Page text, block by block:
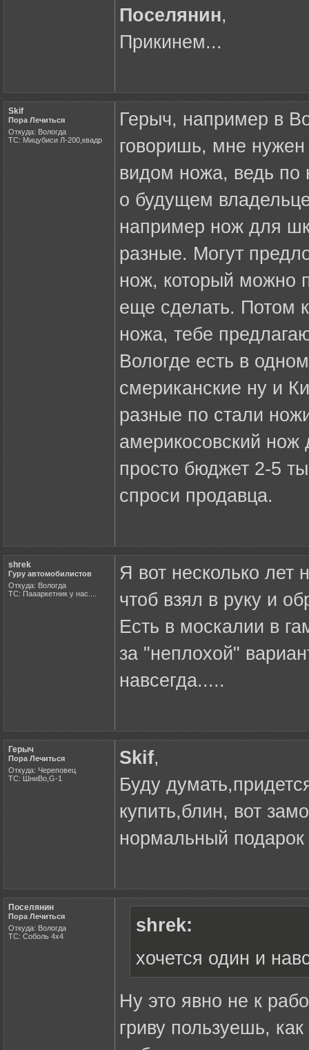
Поселянин,
Прикинем...
Skif
Пора Лечиться
Откуда: Вологда
ТС: Мицубиси Л-200,квадр
Герыч, например в
говоришь, мне
видом ножа, ведь по
о будущем
например нож для
разные. Могут
нож, который можно
еще сделать. Потом
ножа, тебе
Вологде есть в
смериканские ну и
разные по стали
америкосовский
просто бюджет 2-5
спроси продавца.
shrek
Гуру автомобилистов
Откуда: Вологда
ТС: Паааркетник у нас....
Я вот несколько лет
чтоб взял в руку и
Есть в москалии в
за "неплохой"
навсегда.....
Герыч
Пора Лечиться
Откуда: Череповец
ТС: ШниВо,G-1
Skif,
Буду
купить,блин, вот
нормальный подарок
Поселянин
Пора Лечиться
Откуда: Вологда
ТС: Соболь 4х4
shrek:
хочется один и
Ну это явно не к
гриву пользуешь,